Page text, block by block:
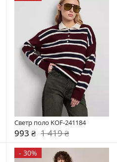
Светр поло KOF-241184
993 ₴ 1 419 ₴
- 30%